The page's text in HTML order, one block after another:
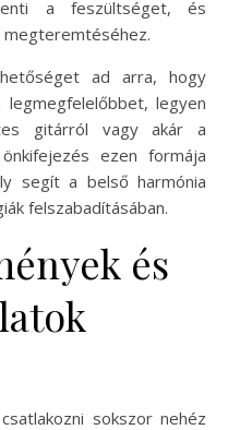
a feszültséget, és
megteremtéséhez.
ad arra, hogy
legmegfelelőbbet, legyen
gitárról vagy akár a
ezen formája
segít a belső harmónia
felszabadításában.
és
sokszor nehéz